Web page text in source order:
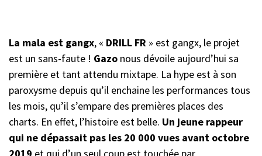
La mala est gangx, « DRILL FR » est gangx, le projet
est un sans-faute ! Gazo nous dévoile aujourd’hui sa
première et tant attendu mixtape. La hype est à son
paroxysme depuis qu’il enchaine les performances tous
les mois, qu’il s’empare des premières places des
charts. En effet, l’histoire est belle. Un jeune rappeur
qui ne dépassait pas les 20 000 vues avant octobre